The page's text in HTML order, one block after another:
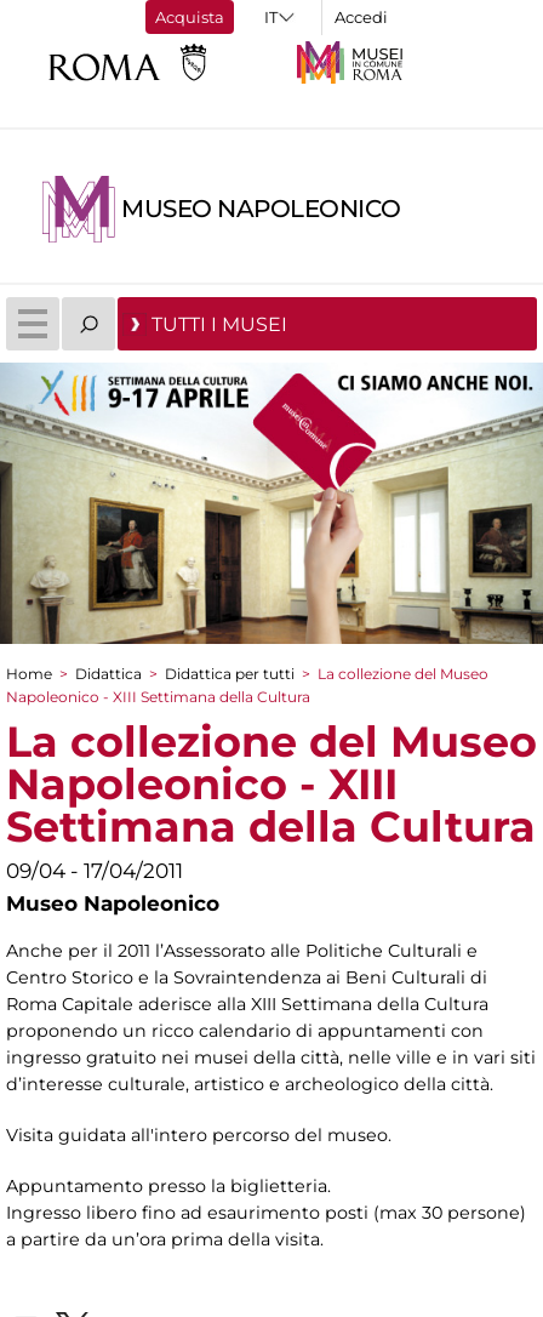
Acquista Accedi
MUSEO NAPOLEONICO
TUTTI I MUSEI
Tu sei qui
Home > Didattica > Didattica per tutti > La collezione del Museo
Napoleonico - XIII Settimana della Cultura
La collezione del Museo
Napoleonico - XIII
Settimana della Cultura
09/04 - 17/04/2011
Museo Napoleonico
Anche per il 2011 l’Assessorato alle Politiche Culturali e
Centro Storico e la Sovraintendenza ai Beni Culturali di
Roma Capitale aderisce alla XIII Settimana della Cultura
proponendo un ricco calendario di appuntamenti con
ingresso gratuito nei musei della città, nelle ville e in vari siti
d’interesse culturale, artistico e archeologico della città.
Visita guidata all'intero percorso del museo.
Appuntamento presso la biglietteria.
Ingresso libero fino ad esaurimento posti (max 30 persone)
a partire da un’ora prima della visita.